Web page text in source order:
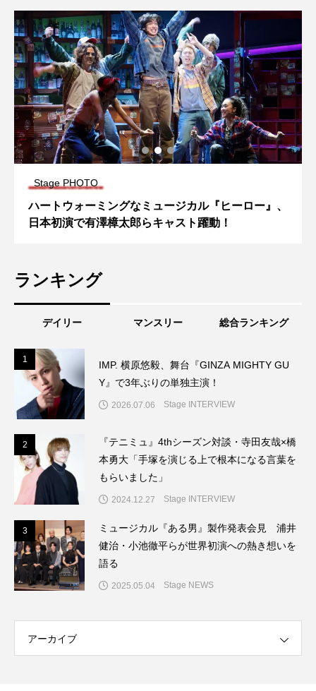
Stage PHOTO
ハートウォーミングなミュージカル『ヒーロー』、
日本初演で有澤樟太郎らキャスト躍動！
ランキング
デイリー マンスリー 総合ランキング
1
IMP. 横原悠毅、舞台『GINZA MIGHTY GU
Y』で3年ぶりの単独主演！
2026.07.06 Stage INTERVIEW
2
『テニミュ』4thシーズン対談・寺田友哉×橋
本勇大「手塚を演じる上で根本になる言葉を
もらいました」
2024.12.27 Stage INTERVIEW
3
ミュージカル『ある男』製作発表会見 浦井
健治・小池徹平らが世界初演への熱き想いを
語る
2025.05.04 Stage NEWS
アーカイブ